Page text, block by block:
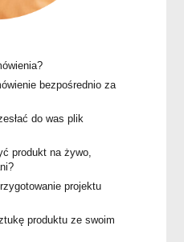
bezpośrednio za
do was plik
produkt na żywo,
projektu
produktu ze swoim